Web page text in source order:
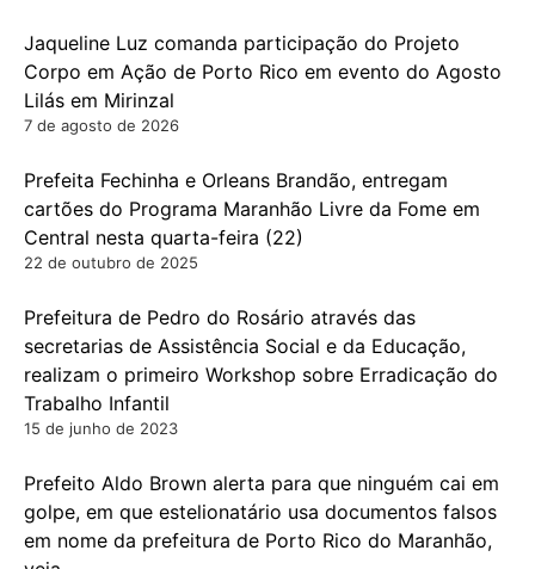
Jaqueline Luz comanda participação do Projeto
Corpo em Ação de Porto Rico em evento do Agosto
Lilás em Mirinzal
7 de agosto de 2026
Prefeita Fechinha e Orleans Brandão, entregam
cartões do Programa Maranhão Livre da Fome em
Central nesta quarta-feira (22)
22 de outubro de 2025
Prefeitura de Pedro do Rosário através das
secretarias de Assistência Social e da Educação,
realizam o primeiro Workshop sobre Erradicação do
Trabalho Infantil
15 de junho de 2023
Prefeito Aldo Brown alerta para que ninguém cai em
golpe, em que estelionatário usa documentos falsos
em nome da prefeitura de Porto Rico do Maranhão,